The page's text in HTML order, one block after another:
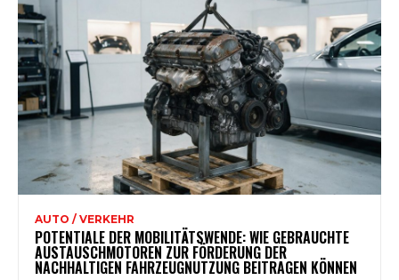
AUTO / VERKEHR
POTENTIALE DER MOBILITÄTSWENDE: WIE GEBRAUCHTE
AUSTAUSCHMOTOREN ZUR FÖRDERUNG DER
NACHHALTIGEN FAHRZEUGNUTZUNG BEITRAGEN KÖNNEN